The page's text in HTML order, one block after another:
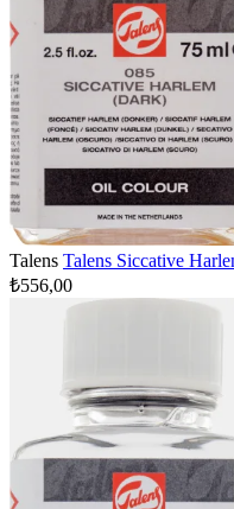
Talens Talens Siccative
₺556,00